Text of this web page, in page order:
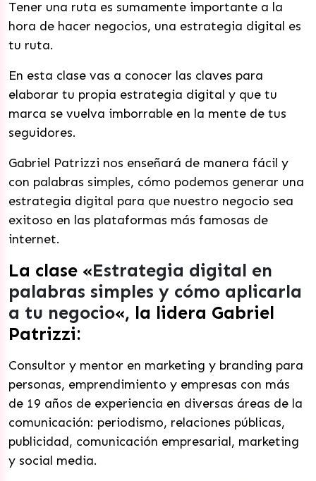
Tener una ruta es sumamente importante a la
hora de hacer negocios, una estrategia digital es
tu ruta.
En esta clase vas a conocer las claves para
elaborar tu propia estrategia digital y que tu
marca se vuelva imborrable en la mente de tus
seguidores.
Gabriel Patrizzi nos enseñará de manera fácil y
con palabras simples, cómo podemos generar una
estrategia digital para que nuestro negocio sea
exitoso en las plataformas más famosas de
internet.
La clase «Estrategia digital en
palabras simples y cómo aplicarla
a tu negocio«, la lidera Gabriel
Patrizzi:
Consultor y mentor en marketing y branding para
personas, emprendimiento y empresas con más
de 19 años de experiencia en diversas áreas de la
comunicación: periodismo, relaciones públicas,
publicidad, comunicación empresarial, marketing
y social media.